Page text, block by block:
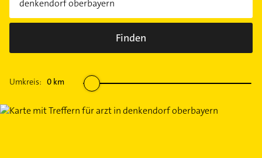
Finden
Umkreis: 0 km